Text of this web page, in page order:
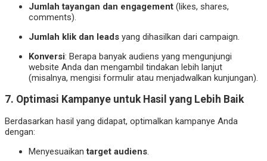
Jumlah tayangan dan engagement (likes, shares,
comments).
Jumlah klik dan leads yang dihasilkan dari campaign.
Konversi: Berapa banyak audiens yang mengunjungi
website Anda dan mengambil tindakan lebih lanjut
(misalnya, mengisi formulir atau menjadwalkan kunjungan).
7. Optimasi Kampanye untuk Hasil yang Lebih Baik
Berdasarkan hasil yang didapat, optimalkan kampanye Anda
dengan:
Menyesuaikantarget audiens.